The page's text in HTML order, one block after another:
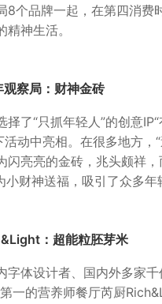
8个品牌一起，在第四消费
神生活。
察局：财神金砖
了“只抓年轻人”的创意
动中亮相。在很多地方，
闪亮亮的金砖，兆头颇祥
财神送福，吸引了众多年
：超能粒胚芽米
字体设计者、国内外多家
一的营养师餐厅芮厨